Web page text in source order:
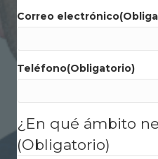
Correo electrónico
Teléfono(Obligatorio)
¿En qué ámbito
(Obligatorio)